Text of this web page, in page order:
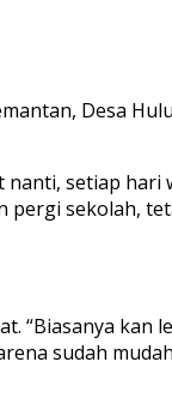
Desa
setiap hari
sekolah,
“Biasanya kan
sudah